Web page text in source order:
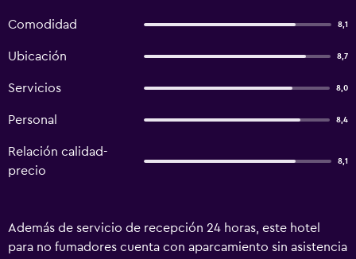
Comodidad 8,1
Ubicación 8,7
Servicios 8,0
Personal 8,4
Relación calidad-
precio
8,1
Además de servicio de recepción 24 horas, este hotel
para no fumadores cuenta con aparcamiento sin asistencia